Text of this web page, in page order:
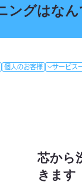
ングはな
サービス
個人のお客様
芯から
きます